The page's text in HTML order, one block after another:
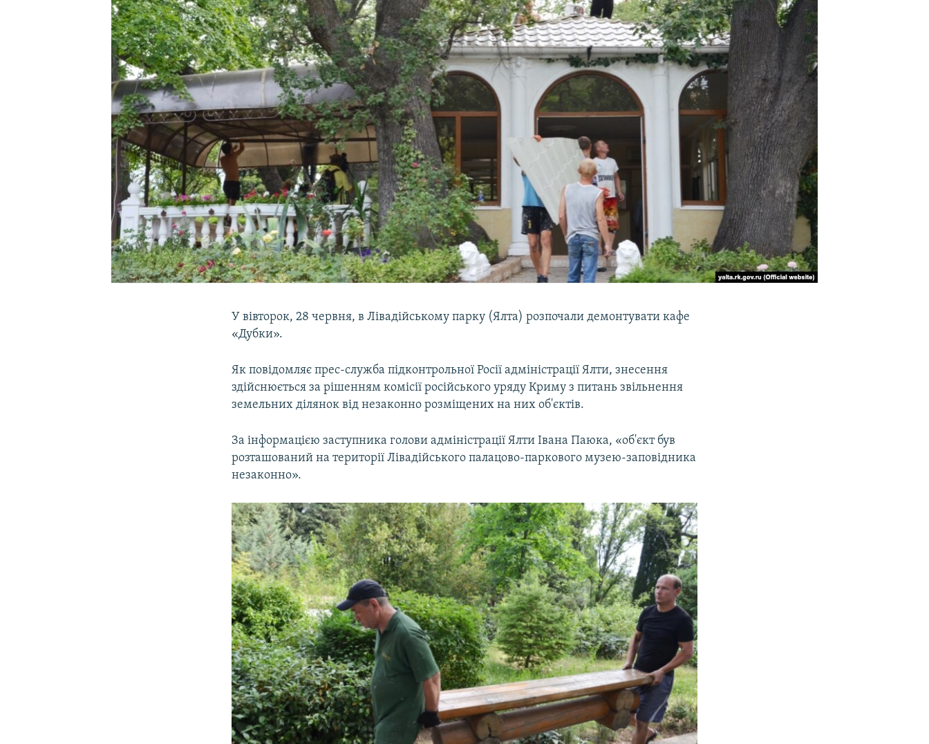
УКРАЇНСЬКА ПРОБЛЕМА КРИМУ
У вівторок, 28 червня, в Лівадійському парку (Ялта) розпочали демонтувати кафе
«Дубки».
Як повідомляє прес-служба підконтрольної Росії адміністрації Ялти, знесення
здійснюється за рішенням комісії російського уряду Криму з питань звільнення
земельних ділянок від незаконно розміщених на них об'єктів.
За інформацією заступника голови адміністрації Ялти Івана Паюка, «об'єкт був
розташований на території Лівадійського палацово-паркового музею-заповідника
незаконно».